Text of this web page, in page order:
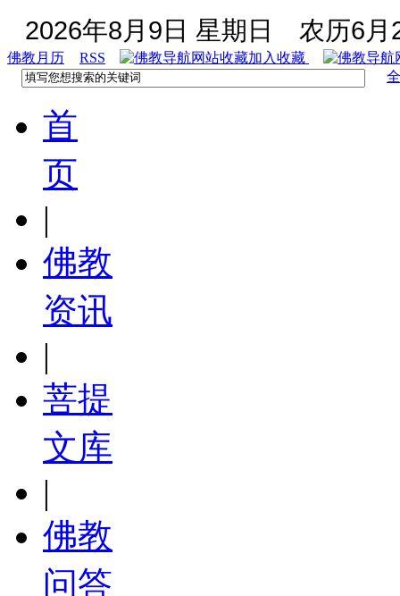
2026年8月9日 星期日 农历6月
佛教月历 RSS
加入收藏
首
页
|
佛教
资讯
|
菩提
文库
|
佛教
问答